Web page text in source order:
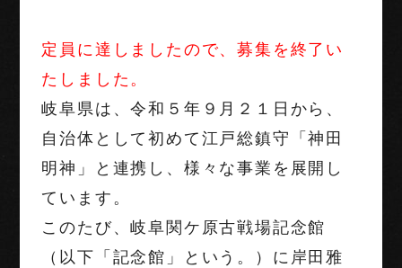
定員に達しましたので、募集を終了い
たしました。
岐阜県は、令和５年９月２１日から、
自治体として初めて江戸総鎮守「神田
明神」と連携し、様々な事業を展開し
ています。
このたび、岐阜関ケ原古戦場記念館
（以下「記念館」という。）に岸田雅